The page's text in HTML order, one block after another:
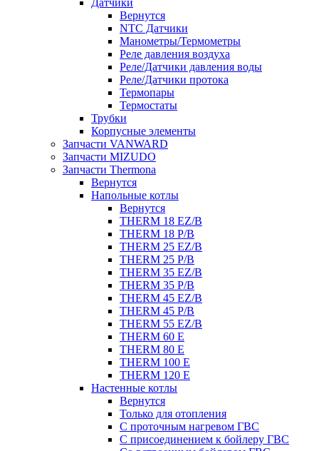
Датчики
Вернутся
NTC Датчики
Манометры/Термометры
Реле давления воздуха
Реле/Датчики давления воды
Реле/Датчики протока
Термопары
Термостаты
Трубки
Корпусные элементы
Запчасти VANWARD
Запчасти MIZUDO
Запчасти Thermona
Вернутся
Напольные котлы
Вернутся
THERM 18 EZ/B
THERM 18 P/B
THERM 25 EZ/B
THERM 25 P/B
THERM 35 EZ/B
THERM 35 P/B
THERM 45 EZ/B
THERM 45 P/B
THERM 55 EZ/B
THERM 60 E
THERM 80 E
THERM 100 E
THERM 120 E
Настенные котлы
Вернутся
Только для отопления
С проточным нагревом ГВС
С присоединением к бойлеру ГВС